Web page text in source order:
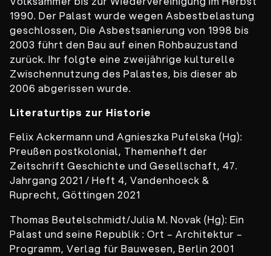
1990. Der Palast wurde wegen Asbestbelastung
geschlossen, Die Asbestsanierung von 1998 bis
2003 führt den Bau auf einen Rohbauzustand
zurück. Ihr folgte eine zweijährige kulturelle
Zwischennutzung des Palastes, bis dieser ab
2006 abgerissen wurde.
Literaturtips zur Historie
Felix Ackermann und Agnieszka Pufelska (Hg):
Preußen postkolonial, Themenheft der
Zeitschrift Geschichte und Gesellschaft, 47.
Jahrgang 2021 / Heft 4, Vandenhoeck &
Ruprecht, Göttingen 2021
Thomas Beutelschmidt/Julia M. Novak (Hg): Ein
Palast und seine Republik : Ort – Architektur –
Programm, Verlag für Bauwesen, Berlin 2001